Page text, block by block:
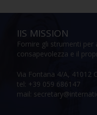
IIS MISSION
Fornire gli strumenti per
consapevolezza e il
Via Fontana 4/A, 41012
tel: +39 059 686147
mail: